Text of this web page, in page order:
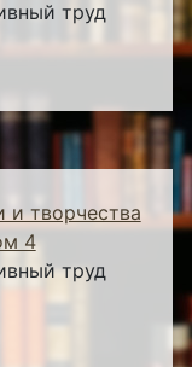
труд
и творчества
4
труд